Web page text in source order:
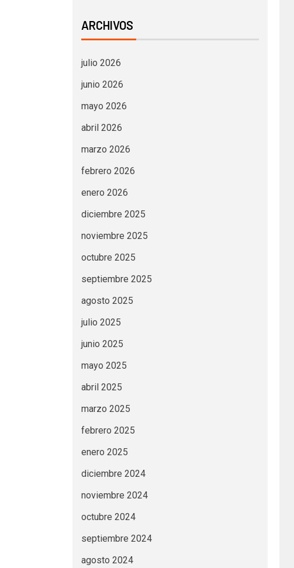
ARCHIVOS
julio 2026
junio 2026
mayo 2026
abril 2026
marzo 2026
febrero 2026
enero 2026
diciembre 2025
noviembre 2025
octubre 2025
septiembre 2025
agosto 2025
julio 2025
junio 2025
mayo 2025
abril 2025
marzo 2025
febrero 2025
enero 2025
diciembre 2024
noviembre 2024
octubre 2024
septiembre 2024
agosto 2024